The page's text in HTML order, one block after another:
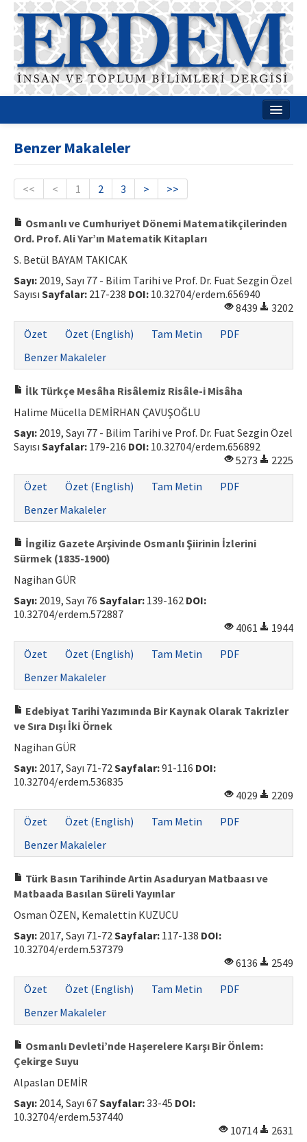
Dergi Kurulları
Yayın Politikaları
İletişim
ISSN: 1010-867X · e-ISSN: 2667-8713
Benzer Makaleler
<< < 1 2 3 > >>
Osmanlı ve Cumhuriyet Dönemi Matematikçilerinden
Ord. Prof. Ali Yar’ın Matematik Kitapları
S. Betül BAYAM TAKICAK
Sayı: 2019, Sayı 77 - Bilim Tarihi ve Prof. Dr. Fuat Sezgin Özel
Sayısı Sayfalar: 217-238 DOI: 10.32704/erdem.656940
8439
3202
Özet
Özet (English) Tam Metin
PDF
Benzer Makaleler
İlk Türkçe Mesâha Risâlemiz Risâle-i Misâha
Halime Mücella DEMİRHAN ÇAVUŞOĞLU
Sayı: 2019, Sayı 77 - Bilim Tarihi ve Prof. Dr. Fuat Sezgin Özel
Sayısı Sayfalar: 179-216 DOI: 10.32704/erdem.656892
5273
2225
Özet
Özet (English) Tam Metin
PDF
Benzer Makaleler
İngiliz Gazete Arşivinde Osmanlı Şiirinin İzlerini
Sürmek (1835-1900)
Nagihan GÜR
Sayı: 2019, Sayı 76 Sayfalar: 139-162 DOI:
10.32704/erdem.572887
4061
1944
Özet
Özet (English) Tam Metin
PDF
Benzer Makaleler
Edebiyat Tarihi Yazımında Bir Kaynak Olarak Takrizler
ve Sıra Dışı İki Örnek
Nagihan GÜR
Sayı: 2017, Sayı 71-72Sayfalar:91-116 DOI:
10.32704/erdem.536835
4029
2209
Özet
Özet (English) Tam Metin
PDF
Benzer Makaleler
Türk Basın Tarihinde Artin Asaduryan Matbaası ve
Matbaada Basılan Süreli Yayınlar
Osman ÖZEN, Kemalettin KUZUCU
Sayı: 2017, Sayı 71-72Sayfalar: 117-138 DOI:
10.32704/erdem.537379
6136
2549
Özet
Özet (English) Tam Metin
PDF
Benzer Makaleler
Osmanlı Devleti’nde Haşerelere Karşı Bir Önlem:
Çekirge Suyu
Alpaslan DEMİR
Sayı: 2014, Sayı 67Sayfalar:33-45 DOI:
10.32704/erdem.537440
10714
2631